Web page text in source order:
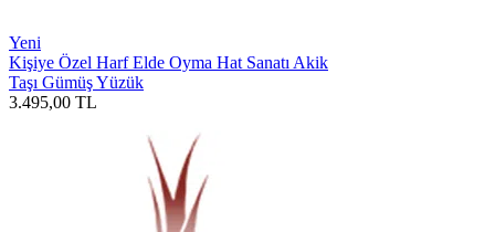
Yeni
Kişiye Özel Harf Elde Oyma Hat Sanatı Akik
Taşı Gümüş Yüzük
3.495,00 TL